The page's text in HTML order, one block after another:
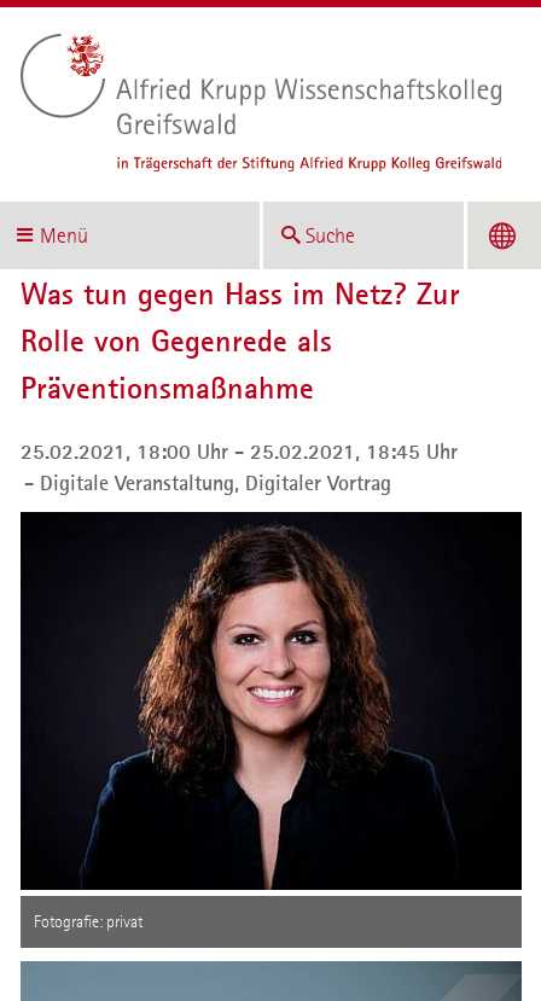
Menü Suche
Was tun gegen Hass im Netz? Zur
Rolle von Gegenrede als
Präventionsmaßnahme
25.02.2021, 18:00 Uhr - 25.02.2021, 18:45 Uhr
Digitale Veranstaltung, Digitaler Vortrag
Fotografie: privat